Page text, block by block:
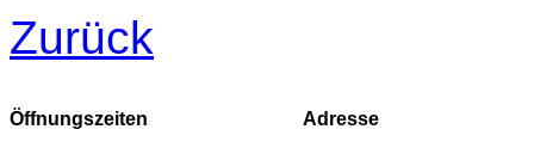
Zurück
Öffnungszeiten Adresse